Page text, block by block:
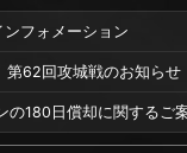
フォメーション
第62回攻城戦のお知らせ
の180日償却に関するご